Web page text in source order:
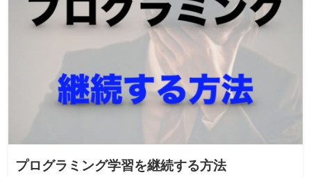
プログラミング学習を継続する方法